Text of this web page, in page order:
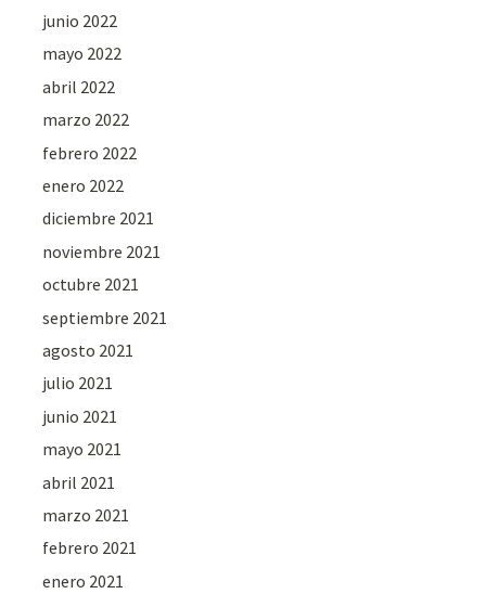
junio 2022
mayo 2022
abril 2022
marzo 2022
febrero 2022
enero 2022
diciembre 2021
noviembre 2021
octubre 2021
septiembre 2021
agosto 2021
julio 2021
junio 2021
mayo 2021
abril 2021
marzo 2021
febrero 2021
enero 2021